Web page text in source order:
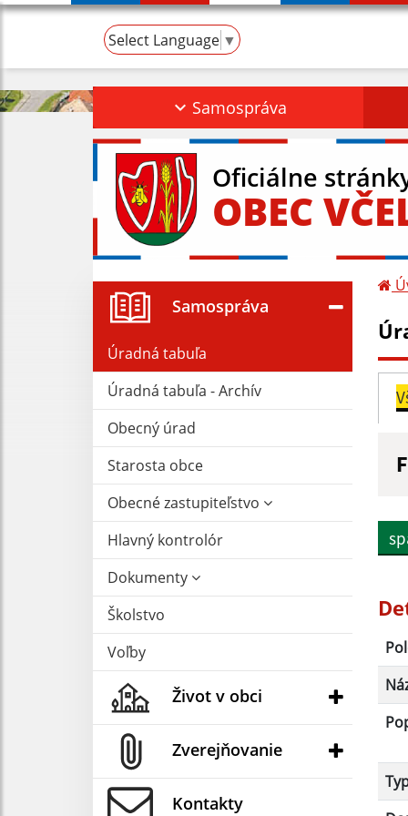
Select Language ▼
Samospráva
Oficiálne
OBEC
Samospráva
Úradná tabuľa
Úradná tabuľa - Archív
Obecný úrad
Starosta obce
Obecné zastupiteľstvo
Hlavný kontrolór
Dokumenty
Školstvo
Voľby
Život v obci
Zverejňovanie
Kontakty